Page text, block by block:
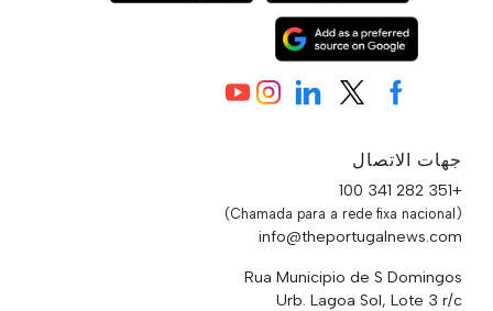
جهات الاتصال
+351 282 341 100
(Chamada para a rede fixa nacional)
info@theportugalnews.com
Rua Municipio de S Domingos
Urb. Lagoa Sol, Lote 3 r/c